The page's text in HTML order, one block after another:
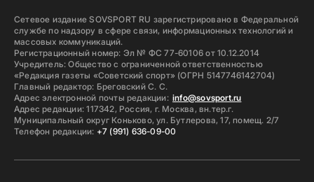
Сетевое издание SOVSPORT RU зарегистрировано в Федеральной
службе по надзору в сфере связи, информационных технологий и
массовых коммуникаций.
Регистрационный номер: Эл № ФС 77-60106 от 10.12.2014
Учредитель: Общество с ограниченной ответственностью
«Редакция газеты «Советский спорт» (ОГРН 5147746142704)
Главный редактор: Бреговский С. С.
Адрес электронной почты редакции: info@sovsport.ru
Адрес редакции: 117342, Россия, г. Москва, вн.тер.г.
Муниципальный округ Коньково, ул. Бутлерова, 17, помещ. 2/7
Телефон редакции: +7 (991) 636-09-00